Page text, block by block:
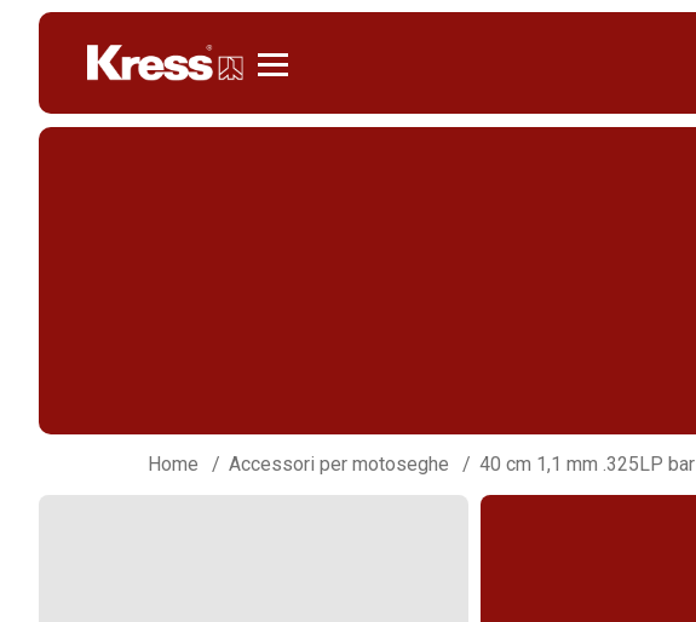
Home Accessori per motoseghe 40 cm 1,1 mm .325LP bar